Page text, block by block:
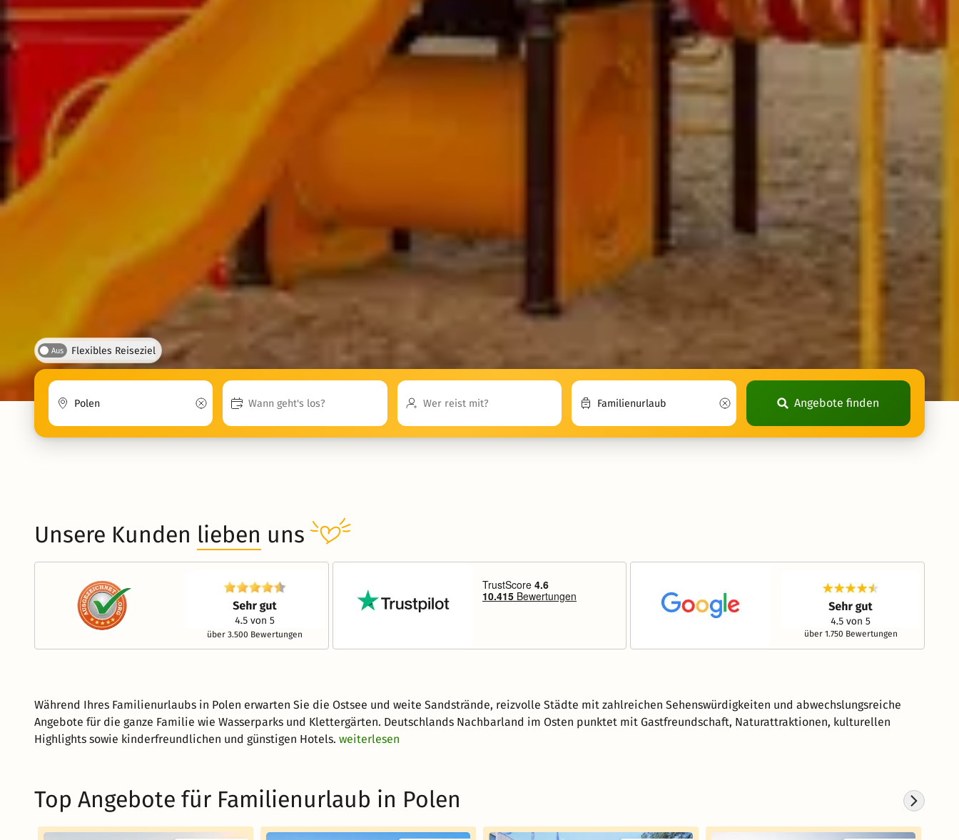
Aus Flexibles Reiseziel
Angebote finden
Unsere Kunden lieben uns
über 3.500 Bewertungen über 1.750 Bewertungen
Während Ihres Familienurlaubs in Polen erwarten Sie die Ostsee und weite Sandstrände, reizvolle Städte mit zahlreichen Sehenswürdigkeiten und abwechslungsreiche
Angebote für die ganze Familie wie Wasserparks und Klettergärten. Deutschlands Nachbarland im Osten punktet mit Gastfreundschaft, Naturattraktionen, kulturellen
Highlights sowie kinderfreundlichen und günstigen Hotels. weiterlesen
Top Angebote für Familienurlaub in Polen